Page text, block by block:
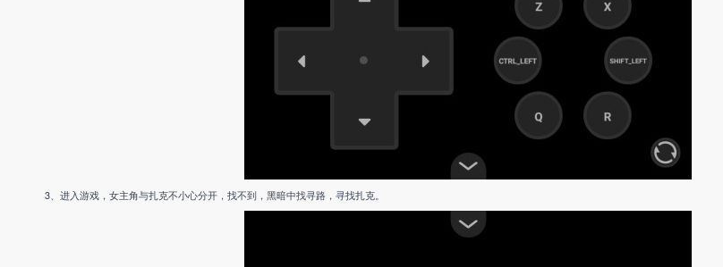
3、进入游戏，女主角与扎克不小心分开，找不到，黑暗中找寻路，寻找扎克。